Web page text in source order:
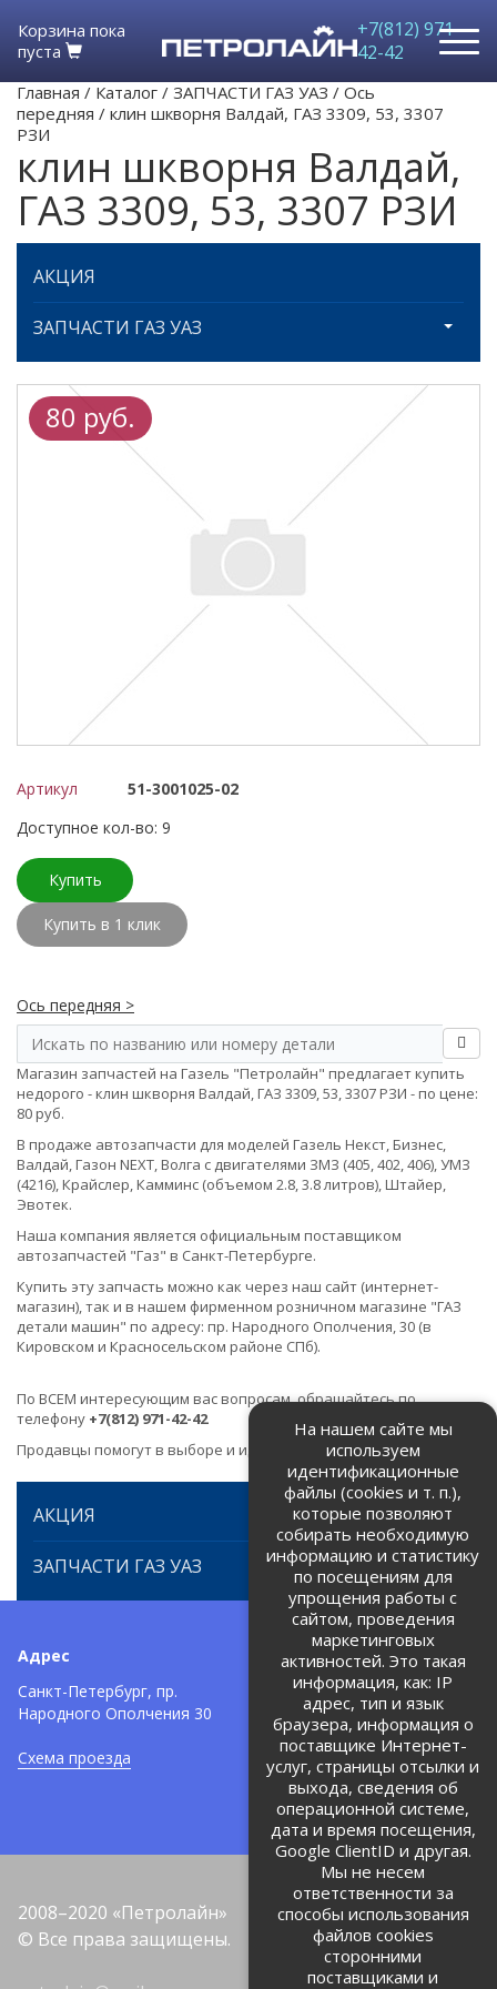
Корзина пока
пуста
+7(812) 971-
42-42
Главная / Каталог / ЗАПЧАСТИ ГАЗ УАЗ / Ось
передняя / клин шкворня Валдай, ГАЗ 3309, 53, 3307
РЗИ
клин шкворня Валдай,
ГАЗ 3309, 53, 3307 РЗИ
АКЦИЯ
ЗАПЧАСТИ ГАЗ УАЗ
80 руб.
Артикул
51-3001025-02
Доступное кол-во: 9
Купить
Купить в 1 клик
Ось передняя >
Магазин запчастей на Газель "Петролайн" предлагает купить
недорого - клин шкворня Валдай, ГАЗ 3309, 53, 3307 РЗИ - по цене:
80 руб.
В продаже автозапчасти для моделей Газель Некст, Бизнес,
Валдай, Газон NEXT, Волга с двигателями ЗМЗ (405, 402, 406), УМЗ
(4216), Крайслер, Камминс (объемом 2.8, 3.8 литров), Штайер,
Эвотек.
Наша компания является официальным поставщиком
автозапчастей "Газ" в Санкт-Петербурге.
Купить эту запчасть можно как через наш сайт (интернет-
магазин), так и в нашем фирменном розничном магазине "ГАЗ
детали машин" по адресу: пр. Народного Ополчения, 30 (в
Кировском и Красносельском районе СПб).
По ВСЕМ интересующим вас вопросам, обращайтесь по
телефону +7(812) 971-42-42
Продавцы помогут в выборе и идентификации товара.
АКЦИЯ
ЗАПЧАСТИ ГАЗ УАЗ
Адрес
Санкт-Петербург, пр.
Народного Ополчения 30
Схема проезда
Телефоны:
+7 (812) 971-42-42
Политика об обработке и
защите персональных данных
Соглашение на обработку
персональных данных
2008–2020 «Петролайн»
© Все права защищены.
На нашем сайте мы
используем
идентификационные
файлы (cookies и т. п.),
которые позволяют
собирать необходимую
информацию и статистику
по посещениям для
упрощения работы с
сайтом, проведения
маркетинговых
активностей. Это такая
информация, как: IP
адрес, тип и язык
браузера, информация о
поставщике Интернет-
услуг, страницы отсылки и
выхода, сведения об
операционной системе,
дата и время посещения,
Google ClientID и другая.
Мы не несем
ответственности за
способы использования
файлов cookies
сторонними
поставщиками и